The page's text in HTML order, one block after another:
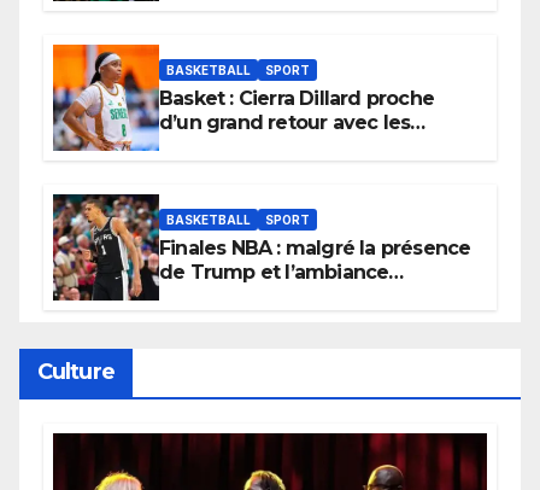
BASKETBALL SPORT
Basket : Cierra Dillard proche
d’un grand retour avec les
BASKETBALL SPORT
Finales NBA : malgré la présence
de Trump et l’ambiance
Culture